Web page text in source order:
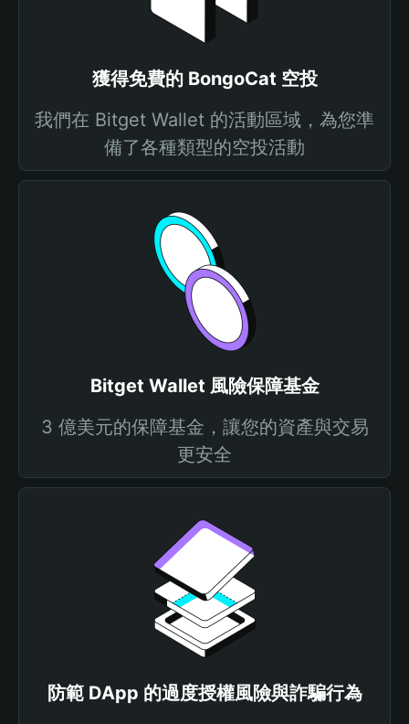
獲得免費的 BongoCat 空投
我們在 Bitget Wallet 的活動區域，為您準
備了各種類型的空投活動
Bitget Wallet 風險保障基金
3 億美元的保障基金，讓您的資產與交易
更安全
防範 DApp 的過度授權風險與詐騙行為